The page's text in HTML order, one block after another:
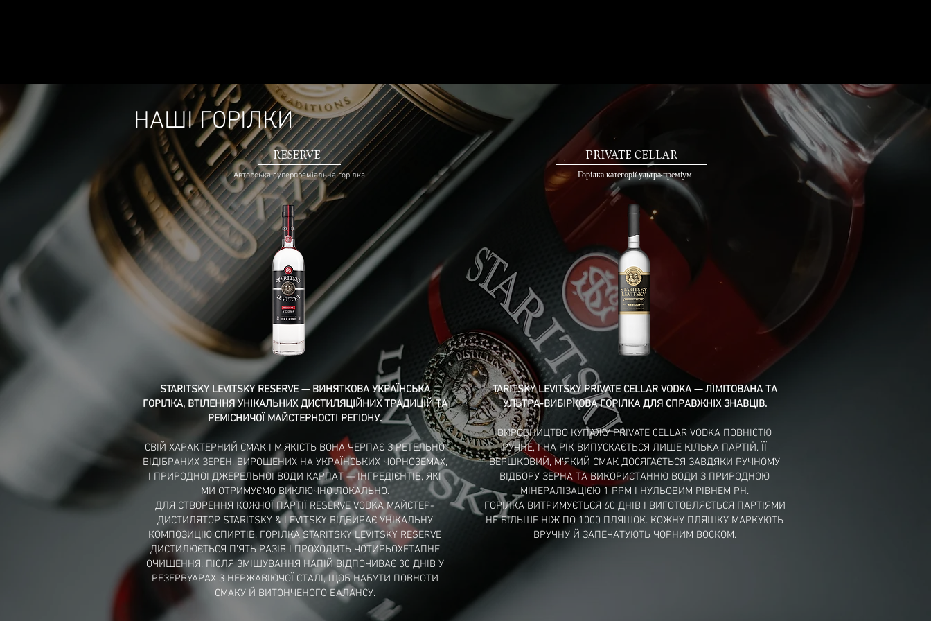
НАШІ ГОРІЛКИ
RESERVE
Авторська суперпреміальна горілка
STARITSKY LEVITSKY RESERVE — ВИНЯТКОВА УКРАЇНСЬКА
ГОРІЛКА, ВТІЛЕННЯ УНІКАЛЬНИХ ДИСТИЛЯЦІЙНИХ ТРАДИЦІЙ ТА
РЕМІСНИЧОЇ МАЙСТЕРНОСТІ РЕГІОНУ.
СВІЙ ХАРАКТЕРНИЙ СМАК І М’ЯКІСТЬ ВОНА ЧЕРПАЄ З РЕТЕЛЬНО
ВІДІБРАНИХ ЗЕРЕН, ВИРОЩЕНИХ НА УКРАЇНСЬКИХ ЧОРНОЗЕМАХ,
І ПРИРОДНОЇ ДЖЕРЕЛЬНОЇ ВОДИ КАРПАТ — ІНГРЕДІЄНТІВ, ЯКІ
МИ ОТРИМУЄМО ВИКЛЮЧНО ЛОКАЛЬНО.
ДЛЯ СТВОРЕННЯ КОЖНОЇ ПАРТІЇ RESERVE VODKA МАЙСТЕР-
ДИСТИЛЯТОР STARITSKY & LEVITSKY ВІДБИРАЄ УНІКАЛЬНУ
КОМПОЗИЦІЮ СПИРТІВ. ГОРІЛКА STARITSKY LEVITSKY RESERVE
ДИСТИЛЮЄТЬСЯ П’ЯТЬ РАЗІВ І ПРОХОДИТЬ ЧОТИРЬОХЕТАПНЕ
ОЧИЩЕННЯ. ПІСЛЯ ЗМІШУВАННЯ НАПІЙ ВІДПОЧИВАЄ 30 ДНІВ У
РЕЗЕРВУАРАХ З НЕРЖАВІЮЧОЇ СТАЛІ, ЩОБ НАБУТИ ПОВНОТИ
СМАКУ Й ВИТОНЧЕНОГО БАЛАНСУ.
PRIVATE CELLAR
Горілка категорії ультра-преміум
TARITSKY LEVITSKY PRIVATE CELLAR VODKA — ЛІМІТОВАНА ТА
УЛЬТРА-ВИБІРКОВА ГОРІЛКА ДЛЯ СПРАВЖНІХ ЗНАВЦІВ.
ВИРОБНИЦТВО КУПАЖУ PRIVATE CELLAR VODKA ПОВНІСТЮ
РУЧНЕ, І НА РІК ВИПУСКАЄТЬСЯ ЛИШЕ КІЛЬКА ПАРТІЙ. ЇЇ
ВЕРШКОВИЙ, М’ЯКИЙ СМАК ДОСЯГАЄТЬСЯ ЗАВДЯКИ РУЧНОМУ
ВІДБОРУ ЗЕРНА ТА ВИКОРИСТАННЮ ВОДИ З ПРИРОДНОЮ
МІНЕРАЛІЗАЦІЄЮ 1 PPM І НУЛЬОВИМ РІВНЕМ PH.
ГОРІЛКА ВИТРИМУЄТЬСЯ 60 ДНІВ І ВИГОТОВЛЯЄТЬСЯ ПАРТІЯМИ
НЕ БІЛЬШЕ НІЖ ПО 1000 ПЛЯШОК. КОЖНУ ПЛЯШКУ МАРКУЮТЬ
ВРУЧНУ Й ЗАПЕЧАТУЮТЬ ЧОРНИМ ВОСКОМ.